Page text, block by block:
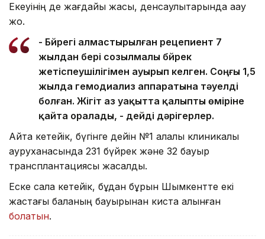
Екеуінің де жағдайы жақсы, денсаулықтарында ақау
жоқ.
- Бүйрегі алмастырылған рецепиент 7
жылдан бері созылмалы бүйрек
жетіспеушілігімен ауырып келген. Соңғы 1,5
жылда гемодиализ аппаратына тәуелді
болған. Жігіт аз уақытта қалыпты өміріне
қайта оралады, - дейді дәрігерлер.
Айта кетейік, бүгінге дейін №1 қалалық клиникалық
ауруханасында 231 бүйрек және 32 бауыр
трансплантациясы жасалды.
Еске сала кетейік, бұдан бұрын Шымкентте екі
жастағы баланың бауырынан киста алынған
болатын.